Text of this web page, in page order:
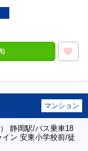
)
マンション
静岡駅/バス乗車18
ン 安東小学校前/徒